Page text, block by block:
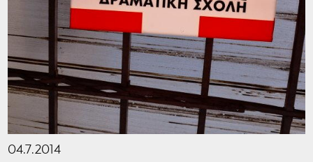
04.7.2014